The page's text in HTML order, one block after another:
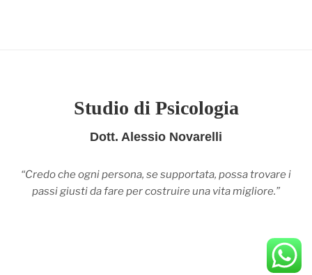
Studio di Psicologia
Dott. Alessio Novarelli
“Credo che ogni persona, se supportata, possa trovare i
passi giusti da fare per costruire una vita migliore.”